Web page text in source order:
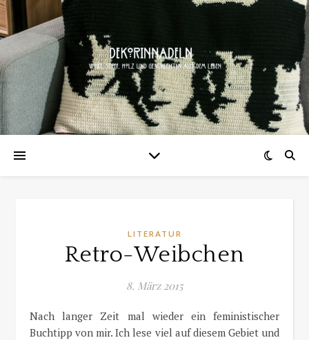
LITERATUR
Retro-Weibchen
8. März 2015
Nach langer Zeit mal wieder ein feministischer
Buchtipp von mir. Ich lese viel auf diesem Gebiet und